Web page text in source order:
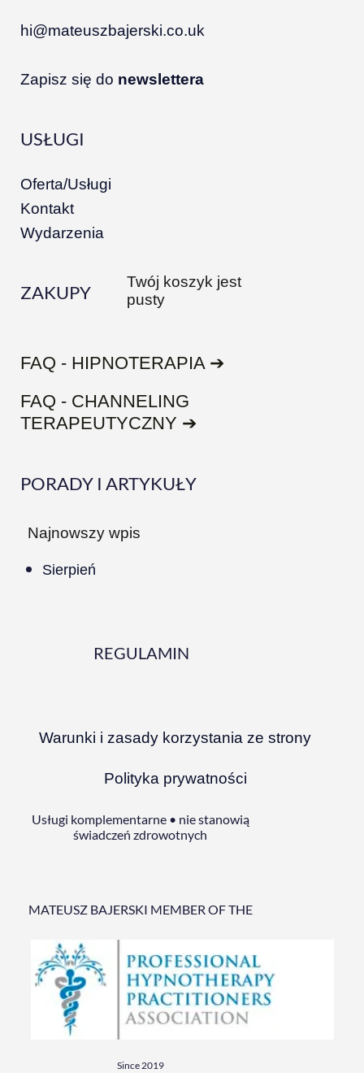
hi@mateuszbajerski.co.uk
Zapisz się do newslettera
USŁUGI
Oferta/Usługi
Kontakt
Wydarzenia
ZAKUPY
Twój koszyk jest
pusty
FAQ - HIPNOTERAPIA ➔
FAQ - CHANNELING
TERAPEUTYCZNY ➔
PORADY I ARTYKUŁY
Najnowszy wpis
Sierpień
REGULAMIN
Warunki i zasady korzystania ze strony
Polityka prywatności
Usługi komplementarne • nie stanowią
świadczeń zdrowotnych
MATEUSZ BAJERSKI MEMBER OF THE
Since 2019